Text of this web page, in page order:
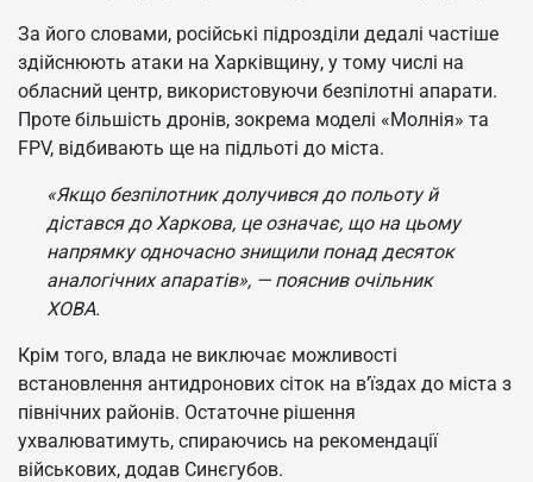
За його словами, російські підрозділи дедалі частіше
здійснюють атаки на Харківщину, у тому числі на
обласний центр, використовуючи безпілотні апарати.
Проте більшість дронів, зокрема моделі «Молнія» та
FPV, відбивають ще на підльоті до міста.
«Якщо безпілотник долучився до польоту й
дістався до Харкова, це означає, що на цьому
напрямку одночасно знищили понад десяток
аналогічних апаратів», — пояснив очільник
ХОВА.
Крім того, влада не виключає можливості
встановлення антидронових сіток на в’їздах до міста з
північних районів. Остаточне рішення
ухвалюватимуть, спираючись на рекомендації
військових, додав Синєгубов.